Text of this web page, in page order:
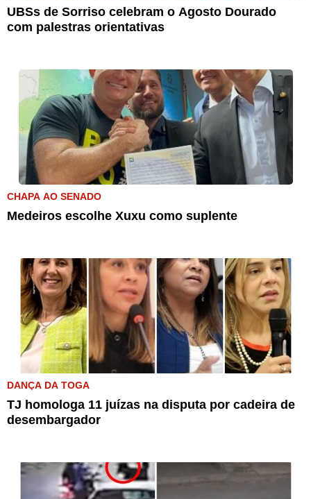
UBSs de Sorriso celebram o Agosto Dourado
com palestras orientativas
CHAPA AO SENADO
Medeiros escolhe Xuxu como suplente
DANÇA DA TOGA
TJ homologa 11 juízas na disputa por cadeira de
desembargador